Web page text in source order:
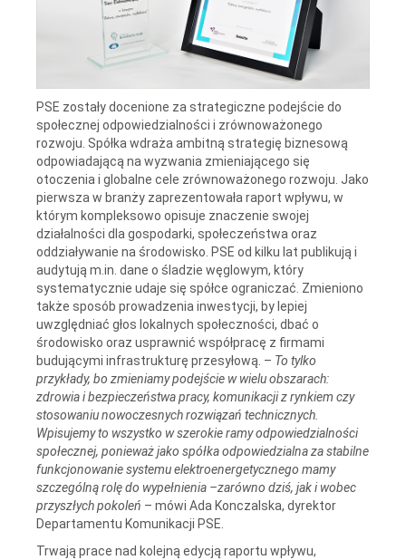
PSE zostały docenione za strategiczne podejście do
społecznej odpowiedzialności i zrównoważonego
rozwoju. Spółka wdraża ambitną strategię biznesową
odpowiadającą na wyzwania zmieniającego się
otoczenia i globalne cele zrównoważonego rozwoju. Jako
pierwsza w branży zaprezentowała raport wpływu, w
którym kompleksowo opisuje znaczenie swojej
działalności dla gospodarki, społeczeństwa oraz
oddziaływanie na środowisko. PSE od kilku lat publikują i
audytują m.in. dane o śladzie węglowym, który
systematycznie udaje się spółce ograniczać. Zmieniono
także sposób prowadzenia inwestycji, by lepiej
uwzględniać głos lokalnych społeczności, dbać o
środowisko oraz usprawnić współpracę z firmami
budującymi infrastrukturę przesyłową. – To tylko
przykłady, bo zmieniamy podejście w wielu obszarach:
zdrowia i bezpieczeństwa pracy, komunikacji z rynkiem czy
stosowaniu nowoczesnych rozwiązań technicznych.
Wpisujemy to wszystko w szerokie ramy odpowiedzialności
społecznej, ponieważ jako spółka odpowiedzialna za stabilne
funkcjonowanie systemu elektroenergetycznego mamy
szczególną rolę do wypełnienia –zarówno dziś, jak i wobec
przyszłych pokoleń – mówi Ada Konczalska, dyrektor
Departamentu Komunikacji PSE.
Trwają prace nad kolejną edycją raportu wpływu,